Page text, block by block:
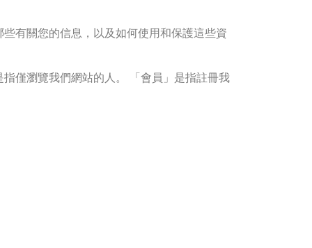
有關您的信息，以及如何使用和保護這些資
僅瀏覽我們網站的人。 「會員」是指註冊我